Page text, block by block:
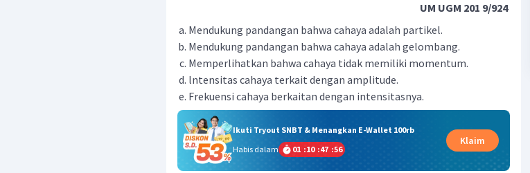
UM UGM 201 9/924
Mendukung pandangan bahwa cahaya adalah partikel.
Mendukung pandangan bahwa cahaya adalah gelombang.
Memperlihatkan bahwa cahaya tidak memiliki momentum.
lntensitas cahaya terkait dengan amplitude.
Frekuensi cahaya berkaitan dengan intensitasnya.
Ikuti Tryout SNBT & Menangkan E-Wallet 100rb
Habis dalam
01 :10 :47 :56
Klaim